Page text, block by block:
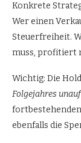
Konkrete
Wer einen
Steuerfreiheit.
muss, profitiert
Wichtig: Die
Folgejahres
ebenfalls die